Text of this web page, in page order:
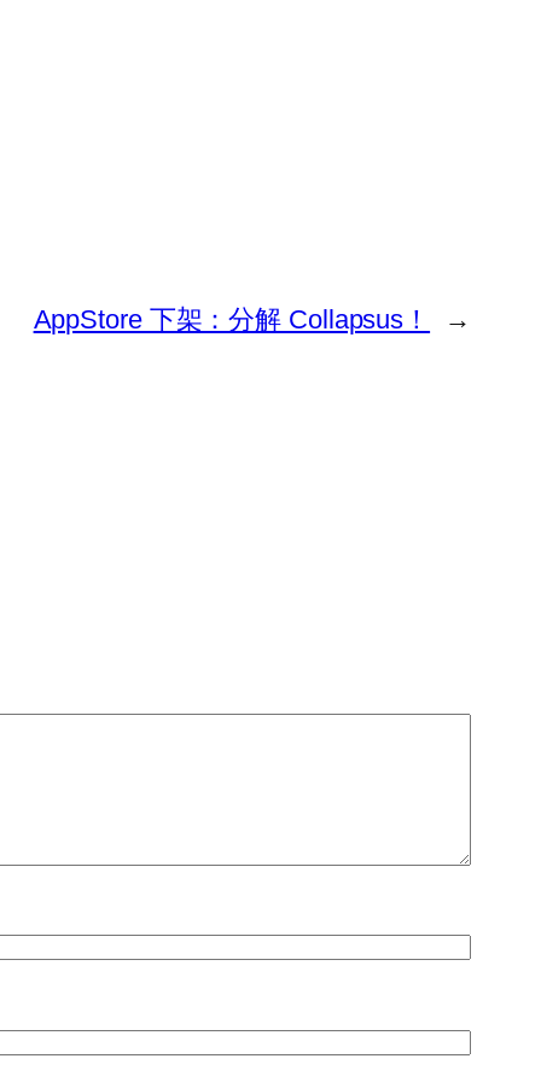
AppStore 下架：分解 Collapsus！ →